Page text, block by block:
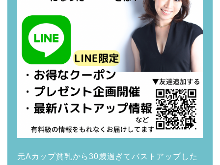
元Aカップ貧乳から30歳過ぎてバストアップした